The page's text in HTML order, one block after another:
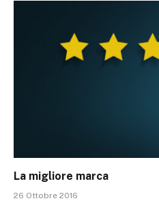
La migliore marca
26 Ottobre 2016